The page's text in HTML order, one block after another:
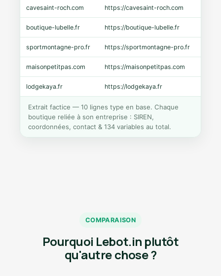
cavesaint-roch.com https://cavesaint-roch.com
boutique-lubelle.fr https://boutique-lubelle.fr
sportmontagne-pro.fr https://sportmontagne-pro.fr
maisonpetitpas.com https://maisonpetitpas.com
lodgekaya.fr https://lodgekaya.fr
Extrait factice — 10 lignes type en base. Chaque
boutique reliée à son entreprise : SIREN,
coordonnées, contact & 134 variables au total.
COMPARAISON
Pourquoi Lebot.in plutôt
qu'autre chose ?